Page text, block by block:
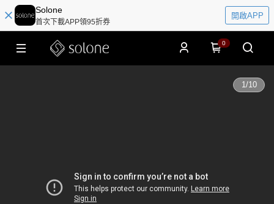
Solone
首次下載APP領95折券
開啟APP
0
1/10